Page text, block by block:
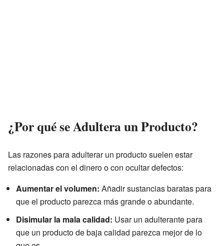
¿Por qué se Adultera un Producto?
Las razones para adulterar un producto suelen estar
relacionadas con el dinero o con ocultar defectos:
Aumentar el volumen: Añadir sustancias baratas para
que el producto parezca más grande o abundante.
Disimular la mala calidad: Usar un adulterante para
que un producto de baja calidad parezca mejor de lo